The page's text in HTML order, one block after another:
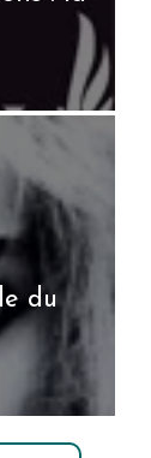
du